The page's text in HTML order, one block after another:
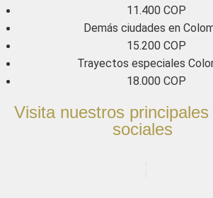
11.400 COP
Demás ciudades en
15.200 COP
Trayectos especiales
18.000 COP
Visita nuestros principales
sociales